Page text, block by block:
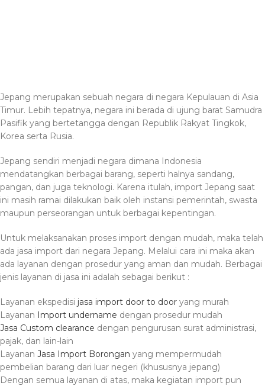
Jepang merupakan sebuah negara di negara Kepulauan di Asia
Timur. Lebih tepatnya, negara ini berada di ujung barat Samudra
Pasifik yang bertetangga dengan Republik Rakyat Tingkok,
Korea serta Rusia.
Jepang sendiri menjadi negara dimana Indonesia
mendatangkan berbagai barang, seperti halnya sandang,
pangan, dan juga teknologi. Karena itulah, import Jepang saat
ini masih ramai dilakukan baik oleh instansi pemerintah, swasta
maupun perseorangan untuk berbagai kepentingan.
Untuk melaksanakan proses import dengan mudah, maka telah
ada jasa import dari negara Jepang. Melalui cara ini maka akan
ada layanan dengan prosedur yang aman dan mudah. Berbagai
jenis layanan di jasa ini adalah sebagai berikut :
Layanan ekspedisi jasa import door to door yang murah
Layanan Import undername dengan prosedur mudah
Jasa Custom clearance dengan pengurusan surat administrasi,
pajak, dan lain-lain
Layanan Jasa Import Borongan yang mempermudah
pembelian barang dari luar negeri (khususnya jepang)
Dengan semua layanan di atas, maka kegiatan import pun